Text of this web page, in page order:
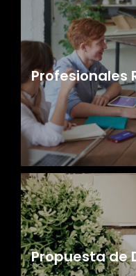
Profesionales
Propuesta de